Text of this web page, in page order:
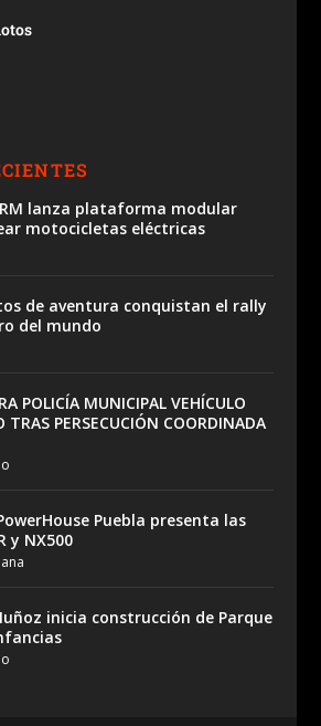
lanza plataforma modular
motocicletas eléctricas
de aventura conquistan el rally
del mundo
POLICÍA MUNICIPAL VEHÍCULO
TRAS PERSECUCIÓN COORDINADA
Puebla presenta las
y NX500
inicia construcción de Parque